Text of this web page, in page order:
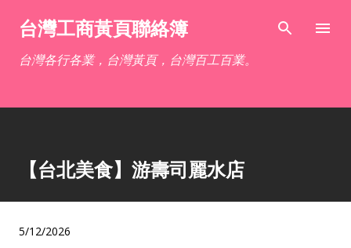
跳到主要內容
台灣工商黃頁聯絡簿
台灣各行各業，台灣黃頁，台灣百工百業。
【台北美食】游壽司麗水店
5/12/2026